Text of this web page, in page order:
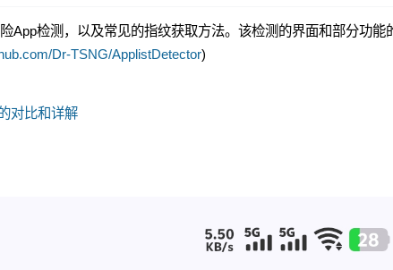
App检测，以及常见的指纹获取方法。该检测的界面和部分功能
Dr-TSNG/ApplistDetector)
对比和详解